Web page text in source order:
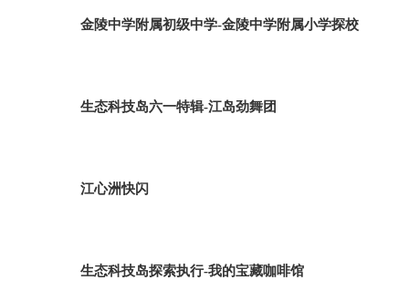
金陵中学附属初级中学-金陵中学附属小学探校
生态科技岛六一特辑-江岛劲舞团
江心洲快闪
生态科技岛探索执行-我的宝藏咖啡馆